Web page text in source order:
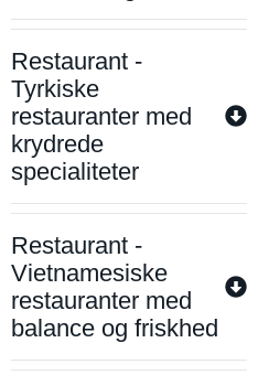
Restaurant -
Tyrkiske
restauranter med
krydrede
specialiteter
Restaurant -
Vietnamesiske
restauranter med
balance og friskhed